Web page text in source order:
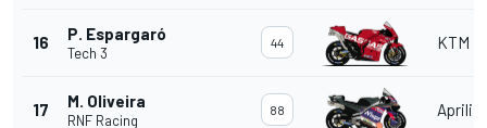
16 P. Espargaró
Tech 3
44 KTM
17 M. Oliveira
RNF Racing
88 Aprilia